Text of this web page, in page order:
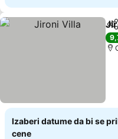
Izaberi datume da bi se
cene